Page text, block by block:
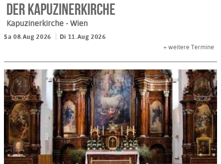
der Kapuzinerkirche
Kapuzinerkirche - Wien
Sa 08.Aug 2026
Di 11.Aug 2026
+ weitere Termine